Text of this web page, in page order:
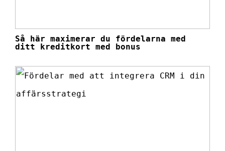
Så här maximerar du fördelarna med
ditt kreditkort med bonus